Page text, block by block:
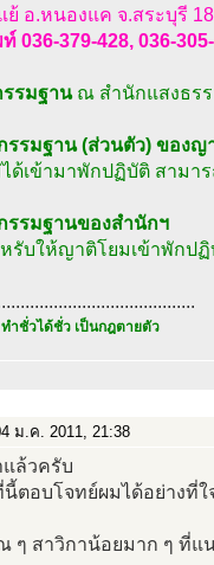
ย้ อ.หนองแค จ.สระบุรี
036-379-428, 036-
รมฐานณ สำนักแสงธร
รรมฐาน (ส่วนตัว) ของญ
ด้เข้ามาพักปฏิบัติ สามา
รรมฐานของสำนักฯ
รับให้ญาติโยมเข้าพักป
ำชั่วได้ชั่ว เป็นกฎตายตัว
ม.ค. 2011, 21:38
ล้วครับ
ตอบโจทย์ผมได้อย่างที่
ๆ สาวิกาน้อยมาก ๆ ที่แ